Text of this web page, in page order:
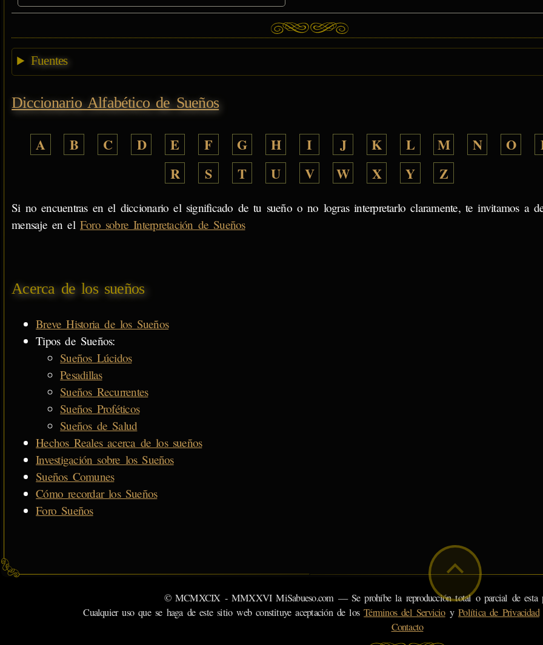
Fuentes
Diccionario Alfabético de Sueños
A B C D E F G H I J K L M N O
R
S T U V W X Y Z
Si no encuentras en el diccionario el significado de tu sueño o no logras interpretarlo claramente, te invitamos a
mensaje en el Foro sobre Interpretación de Sueños
Acerca de los sueños
Breve Historia de los Sueños
Tipos de Sueños:
Sueños Lúcidos
Pesadillas
Sueños Recurrentes
Sueños Proféticos
Sueños de Salud
Hechos Reales acerca de los sueños
Investigación sobre los Sueños
Sueños Comunes
Cómo recordar los Sueños
Foro Sueños
© MCMXCIX - MMXXVI MiSabueso.com — Se prohíbe la reproducción total o parcial de esta
Cualquier uso que se haga de este sitio web constituye aceptación de losTérminos del ServicioyPolítica de Privacidad
Contacto